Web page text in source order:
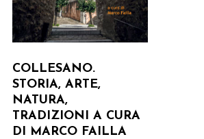
COLLESANO.
STORIA, ARTE,
NATURA,
TRADIZIONI A CURA
DI MARCO FAILLA